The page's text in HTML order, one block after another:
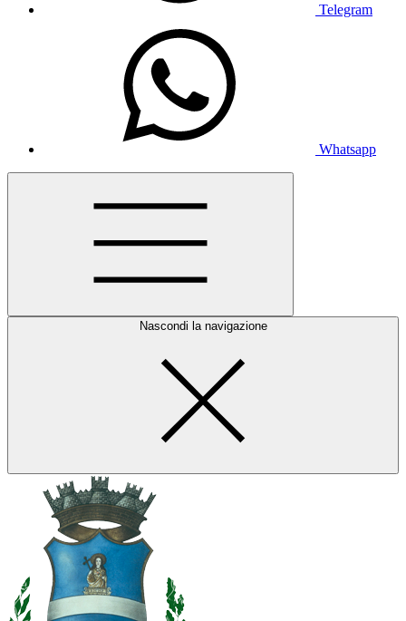
Telegram
Whatsapp
Nascondi la navigazione